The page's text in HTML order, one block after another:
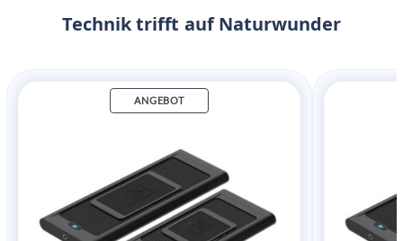
Technik trifft auf Naturwunder
ANGEBOT